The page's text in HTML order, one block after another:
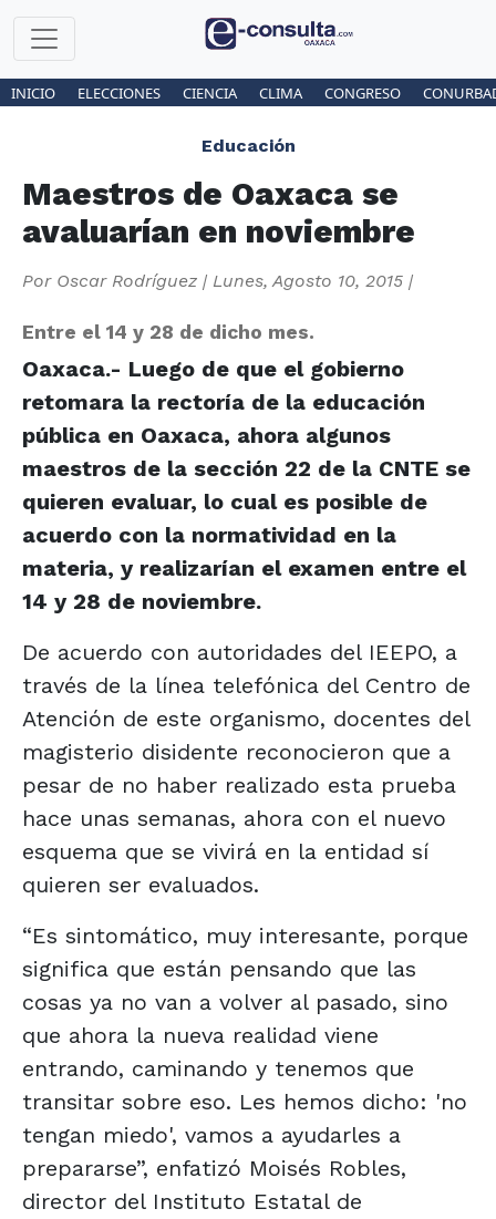
INICIO ELECCIONES CIENCIA CLIMA CONGRESO
Educación
Maestros de Oaxaca se
avaluarían en noviembre
Por Oscar Rodríguez | Lunes, Agosto 10, 2015 |
Entre el 14 y 28 de dicho mes.
Oaxaca.- Luego de que el gobierno
retomara la rectoría de la educación
pública en Oaxaca, ahora algunos
maestros de la sección 22 de la CNTE se
quieren evaluar, lo cual es posible de
acuerdo con la normatividad en la
materia, y realizarían el examen entre el
14 y 28 de noviembre.
De acuerdo con autoridades del IEEPO, a
través de la línea telefónica del Centro de
Atención de este organismo, docentes del
magisterio disidente reconocieron que a
pesar de no haber realizado esta prueba
hace unas semanas, ahora con el nuevo
esquema que se vivirá en la entidad sí
quieren ser evaluados.
“Es sintomático, muy interesante, porque
significa que están pensando que las
cosas ya no van a volver al pasado, sino
que ahora la nueva realidad viene
entrando, caminando y tenemos que
transitar sobre eso. Les hemos dicho: 'no
tengan miedo', vamos a ayudarles a
prepararse”, enfatizó Moisés Robles,
director del Instituto Estatal de